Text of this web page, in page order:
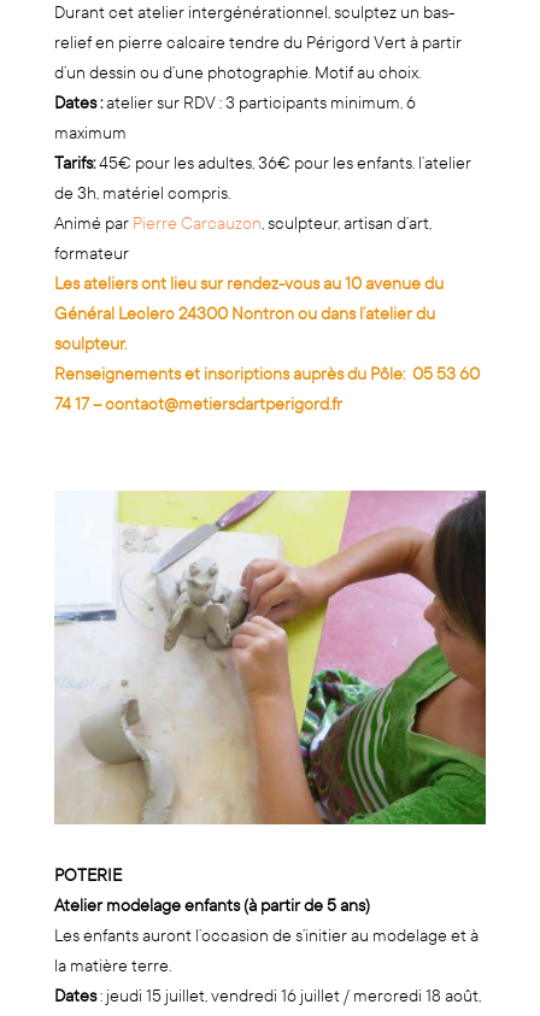
Durant cet atelier intergénérationnel, sculptez un bas-
relief en pierre calcaire tendre du Périgord Vert à partir
d’un dessin ou d’une photographie. Motif au choix.
Dates :atelier sur RDV : 3 participants minimum, 6
maximum
Tarifs:45€ pour les adultes, 36€ pour les enfants. l’atelier
de 3h, matériel compris.
Animé par Pierre Carcauzon, sculpteur, artisan d’art,
formateur
Les ateliers ont lieu sur rendez-vous au 10 avenue du
Général Leclerc 24300 Nontron ou dans l’atelier du
sculpteur.
Renseignements et inscriptions auprès du Pôle: 05 53 60
74 17–contact@metiersdartperigord.fr
POTERIE
Atelier modelage enfants (à partir de 5 ans)
Les enfants auront l’occasion de s’initier au modelage et à
la matière terre.
Dates: jeudi 15 juillet, vendredi 16 juillet / mercredi 18 août,